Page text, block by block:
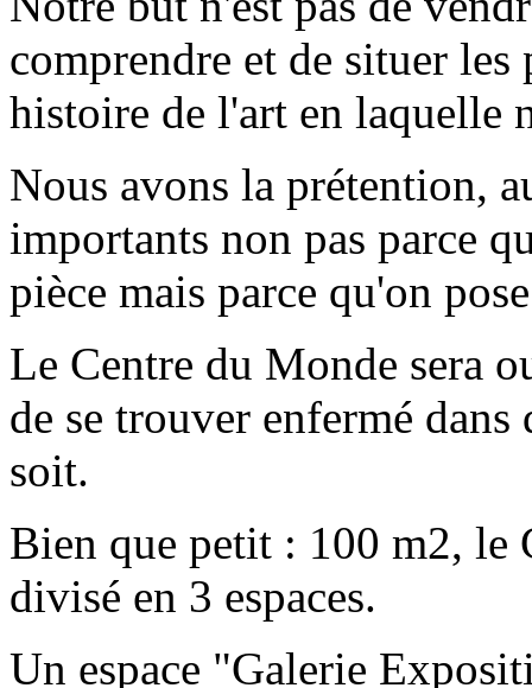
comprendre et de situer les
histoire de l'art en laquelle
Nous avons la prétention,
importants non pas parce
pièce mais parce qu'on
Le Centre du Monde sera
de se trouver enfermé
soit.
Bien que petit : 100 m2,
divisé en 3 espaces.
Un espace "Galerie